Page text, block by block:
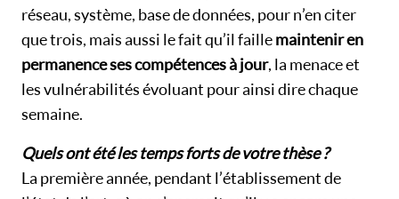
réseau, système, base de données, pour n’en citer
que trois, mais aussi le fait qu’il faillemaintenir en
permanence ses compétences à jour, la menace et
les vulnérabilités évoluant pour ainsi dire chaque
semaine.
Quels ont été les temps forts de votre thèse ?
La première année, pendant l’établissement de